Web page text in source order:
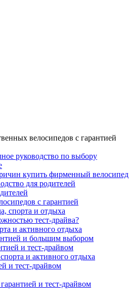
велосипедов с гарантией
руководство по выбору
купить фирменный велосипед
для родителей
с гарантией
спорта и отдыха
тест-драйва?
и активного отдыха
и большим выбором
и тест-драйвом
и активного отдыха
и тест-драйвом
и тест-драйвом